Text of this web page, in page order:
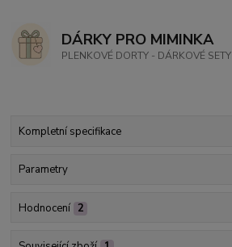
DÁRKY PRO MIMINKA
PLENKOVÉ DORTY - DÁRKOVÉ SETY
Kompletní specifikace
Parametry
Hodnocení 2